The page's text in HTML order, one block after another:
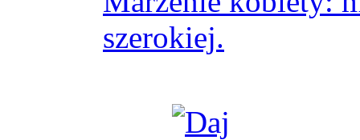
szerokiej.